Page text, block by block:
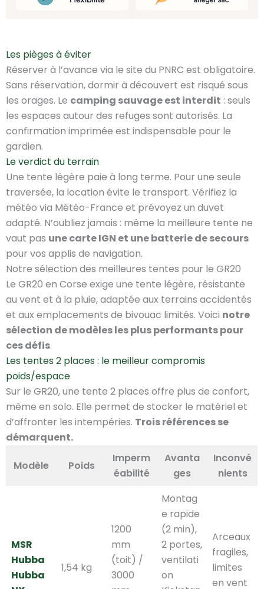
Les pièges à éviter
Réserver à l’avance via le site du PNRC est obligatoire.
Sans réservation, dormir à découvert est risqué sous
les orages. Le camping sauvage est interdit : seuls
les espaces autour des refuges sont autorisés. La
confirmation imprimée est indispensable pour le
gardien.
Le verdict du terrain
Une tente légère paie à long terme. Pour une seule
traversée, la location évite le transport. Vérifiez la
météo via Météo-France et prévoyez un duvet
adapté. N’oubliez jamais : même la meilleure tente ne
vaut pas une carte IGN et une batterie de secours
pour vos applis de navigation.
Notre sélection des meilleures tentes pour le GR20
Le GR20 en Corse exige une tente légère, résistante
au vent et à la pluie, adaptée aux terrains accidentés
et aux emplacements de bivouac limités. Voici notre
sélection de modèles les plus performants pour
ces défis.
Les tentes 2 places : le meilleur compromis
poids/espace
Sur le GR20, une tente 2 places offre plus de confort,
même en solo. Elle permet de stocker le matériel et
d’affronter les intempéries. Trois références se
démarquent.
Modèle Poids
Imperm
éabilité
Avanta
ges
Inconvé
nients
MSR
Hubba
Hubba
1,54 kg
1200
mm
(toit) /
3000
Montag
e rapide
(2 min),
2 portes,
ventilati
on
Arceaux
fragiles,
limites
en vent